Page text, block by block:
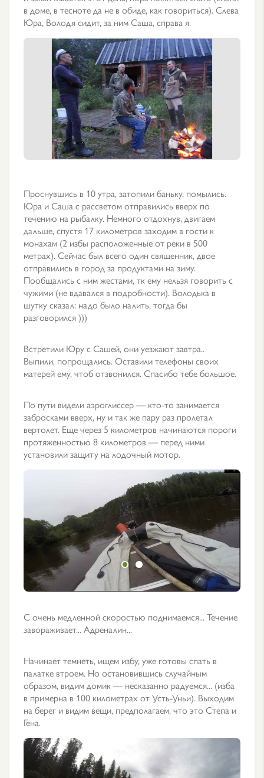
в доме, в тесноте да не в обиде, как говориться). Слева
Юра, Володя сидит, за ним Саша, справа я.
Проснувшись в 10 утра, затопили баньку, помылись.
Юра и Саша с рассветом отправились вверх по
течению на рыбалку. Немного отдохнув, двигаем
дальше, спустя 17 километров заходим в гости к
монахам (2 избы расположенные от реки в 500
метрах). Сейчас был всего один священник, двое
отправились в город за продуктами на зиму.
Пообщались с ним жестами, тк ему нельзя говорить с
чужими (не вдавался в подробности). Володька в
шутку сказал: надо было налить, тогда бы
разговорился )))
Встретили Юру с Сашей, они уезжают завтра..
Выпили, попрощались. Оставили телефоны своих
матерей ему, чтоб отзвонился. Спасибо тебе большое.
По пути видели аэроглиссер — кто-то занимается
забросками вверх, ну и так же пару раз пролетал
вертолет. Еще через 5 километров начинаются пороги
протяженностью 8 километров — перед ними
установили защиту на лодочный мотор.
С очень медленной скоростью поднимаемся... Течение
завораживает... Адреналин...
Начинает темнеть, ищем избу, уже готовы спать в
палатке втроем. Но остановившись случайным
образом, видим домик — несказанно радуемся... (изба
в примерна в 100 километрах от Усть-Уньи). Выходим
на берег и видим вещи, предполагаем, что это Степа и
Гена.